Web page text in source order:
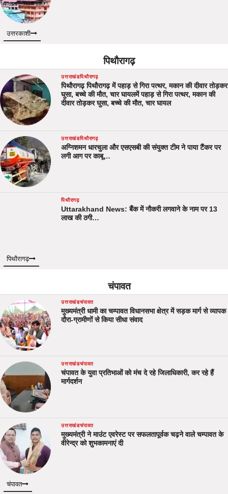
उत्तरकाशी
पिथौरागढ़
उत्तराखंडपिथौरागढ़
पिथौरागढ़ पिथौरागढ़ में पहाड़ से गिरा पत्थर, मकान की दीवार तोड़कर
घुसा, बच्चे की मौत, चार घायलमें पहाड़ से गिरा पत्थर, मकान की
दीवार तोड़कर घुसा, बच्चे की मौत, चार घायल
उत्तराखंडपिथौरागढ़
अग्निशमन धारचुला और एसएसबी की संयुक्त टीम ने पाया टैंकर पर
लगी आग पर काबू…
पिथौरागढ़
Uttarakhand News: बैंक में नौकरी लगवाने के नाम पर 13
लाख की ठगी…
पिथौरागढ़
चंपावत
उत्तराखंडचंपावत
मुख्यमंत्री धामी का चम्पावत विधानसभा क्षेत्र में सड़क मार्ग से व्यापक
दौरा-ग्रामीणों से किया सीधा संवाद
उत्तराखंडचंपावत
चंपावत के युवा प्रतिभाओं को मंच दे रहे जिलाधिकारी, कर रहे हैं
मार्गदर्शन
उत्तराखंडचंपावत
मुख्यमंत्री ने माउंट एवरेस्ट पर सफलतापूर्वक चढ़ने वाले चम्पावत के
वीरेन्द्र को शुभकामनाएं दी
चंपावत